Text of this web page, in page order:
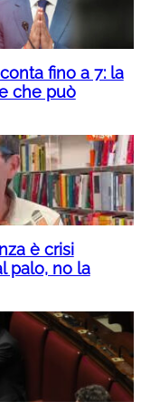
fino a 7: la
che può
è crisi
palo, no la